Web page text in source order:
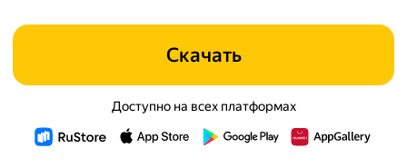
Скачать
Доступно на всех платформах